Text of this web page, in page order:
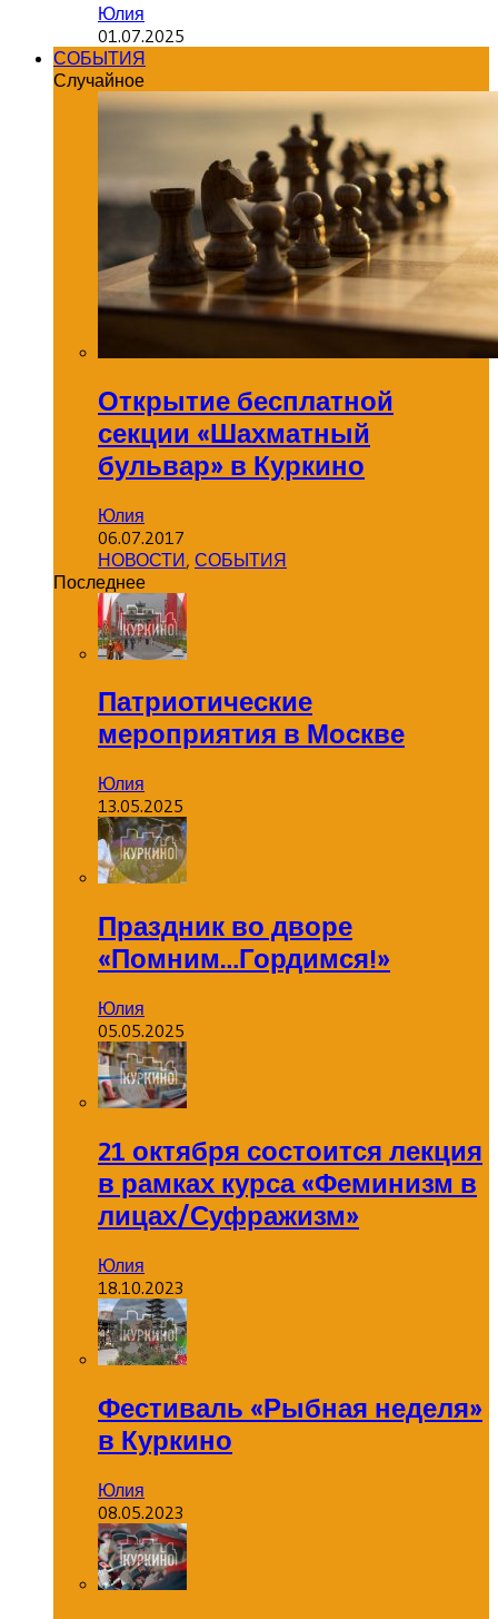
Юлия
01.07.2025
СОБЫТИЯ
Случайное
Открытие бесплатной
секции «Шахматный
бульвар» в Куркино
Юлия
06.07.2017
НОВОСТИ, СОБЫТИЯ
Последнее
Патриотические
мероприятия в Москве
Юлия
13.05.2025
Праздник во дворе
«Помним…Гордимся!»
Юлия
05.05.2025
21 октября состоится лекция
в рамках курса «Феминизм в
лицах/Суфражизм»
Юлия
18.10.2023
Фестиваль «Рыбная неделя»
в Куркино
Юлия
08.05.2023